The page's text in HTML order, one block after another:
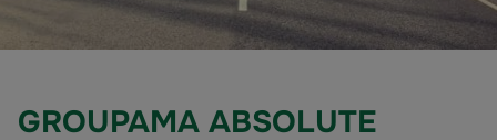
GROUPAMA ABSOLUTE